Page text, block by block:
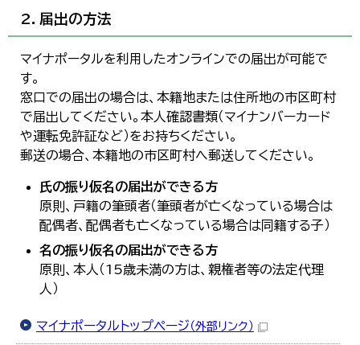
2．届出の方法
マイナポータルを利用したオンラインでの届出が可能で
す。
窓口での届出の場合は、本籍地または住所地の市区町村
で届出してください。本人確認書類（マイナンバーカード
や運転免許証など）をお持ちください。
郵送の場合、本籍地の市区町村へ郵送してください。
氏の振り仮名の届出ができる方
原則、戸籍の筆頭者（筆頭者が亡くなっている場合は
配偶者、配偶者も亡くなっている場合は同籍する子）
名の振り仮名の届出ができる方
原則、本人（15歳未満の方は、親権者等の法定代理
人）
マイナポータルトップページ （外部リンク）